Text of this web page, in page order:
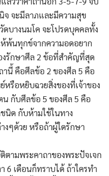
จะมีลาภและมีความสุข
ดบางนมโค จะโปรดบุคคลทั้ง
พ้นทุกข์จากความอดอยาก
รักษาศีล 2 ข้อที่สำคัญที่สุด
นี้ คือศีลข้อ 2 ของศีล 5 คือ
รือหยิบฉวยสิ่งของที่เจ้าของ
กับศีลข้อ 5 ของศีล 5 คือ
นิด กับห้ามใช้ในทาง
ๆด้วย หรือถ้าผู้ใดรักษา
ามพระคาถาของพระปัจเจก
6 เดือนก็ทราบได้ ถ้าใครทำ